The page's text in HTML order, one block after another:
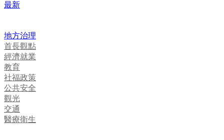
最新
地方治理
首長觀點
經濟就業
教育
社福政策
公共安全
觀光
交通
醫療衛生